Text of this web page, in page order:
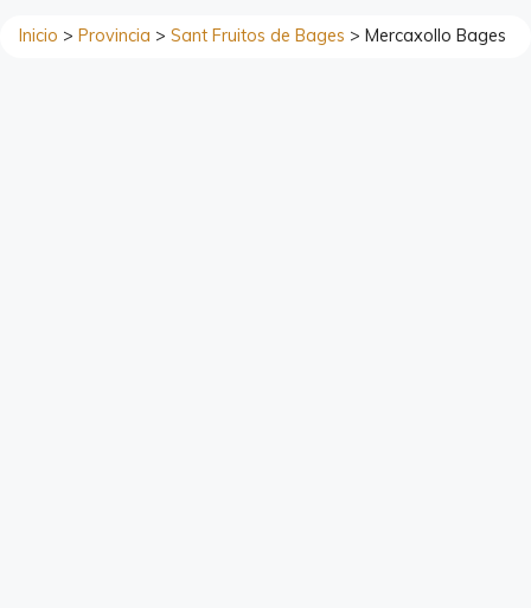
Inicio > Provincia > Sant Fruitos de Bages > Mercaxollo Bages